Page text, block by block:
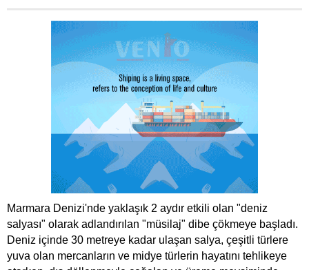
Marmara Denizi'nde yaklaşık 2 aydır etkili olan "deniz
salyası" olarak adlandırılan "müsilaj" dibe çökmeye başladı.
Deniz içinde 30 metreye kadar ulaşan salya, çeşitli türlere
yuva olan mercanların ve midye türlerin hayatını tehlikeye